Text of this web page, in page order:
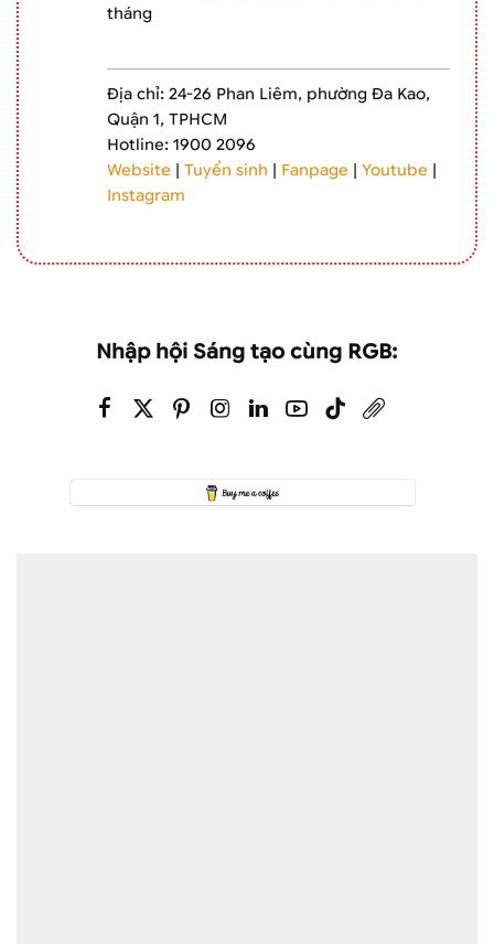
tháng
Địa chỉ: 24-26 Phan Liêm, phường Đa Kao,
Quận 1, TPHCM
Hotline: 1900 2096
Website | Tuyển sinh | Fanpage | Youtube |
Instagram
Nhập hội Sáng tạo cùng RGB: